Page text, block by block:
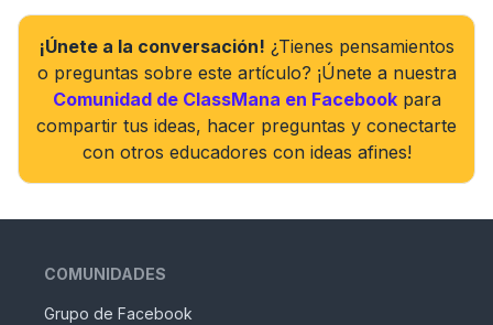
¡Únete a la conversación! ¿Tienes pensamientos
o preguntas sobre este artículo? ¡Únete a nuestra
Comunidad de ClassMana en Facebookpara
compartir tus ideas, hacer preguntas y conectarte
con otros educadores con ideas afines!
COMUNIDADES
Grupo de Facebook